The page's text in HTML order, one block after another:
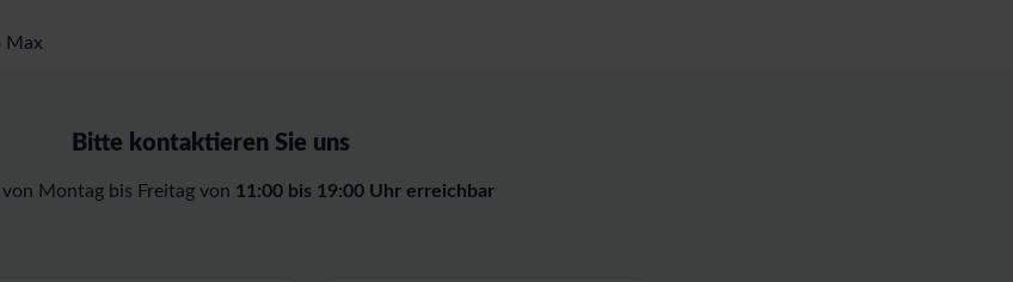
Max
Bitte kontaktieren Sie uns
Montag bis Freitag von 11:00 bis 19:00 Uhr erreichbar